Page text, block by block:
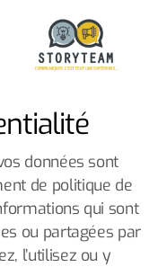
données sont
de politique de
qui sont
ou partagées par
l’utilisez ou y